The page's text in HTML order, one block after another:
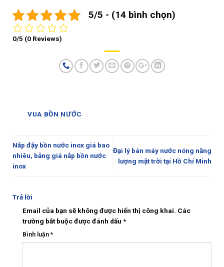
5/5 - (14 bình chọn)
0/5 (0 Reviews)
VUA BỒN NƯỚC
Nắp đậy bồn nước inox giá bao
nhiêu, bảng giá nắp bồn nước
inox
Đại lý bán máy nước nóng năng
lượng mặt trời tại Hồ Chí Minh
Trả lời
Email của bạn sẽ không được hiển thị công khai. Các
trường bắt buộc được đánh dấu *
Bình luận*